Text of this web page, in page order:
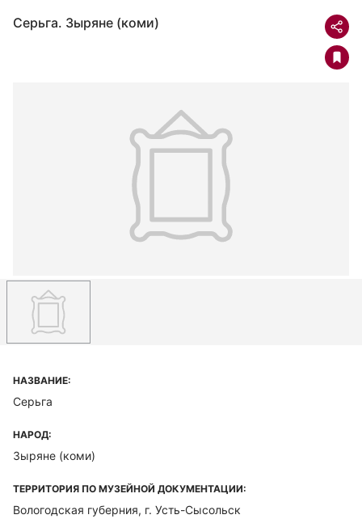
Серьга. Зыряне (коми)
НАЗВАНИЕ:
Серьга
НАРОД:
Зыряне (коми)
ТЕРРИТОРИЯ ПО МУЗЕЙНОЙ ДОКУМЕНТАЦИИ:
Вологодская губерния, г. Усть-Сысольск